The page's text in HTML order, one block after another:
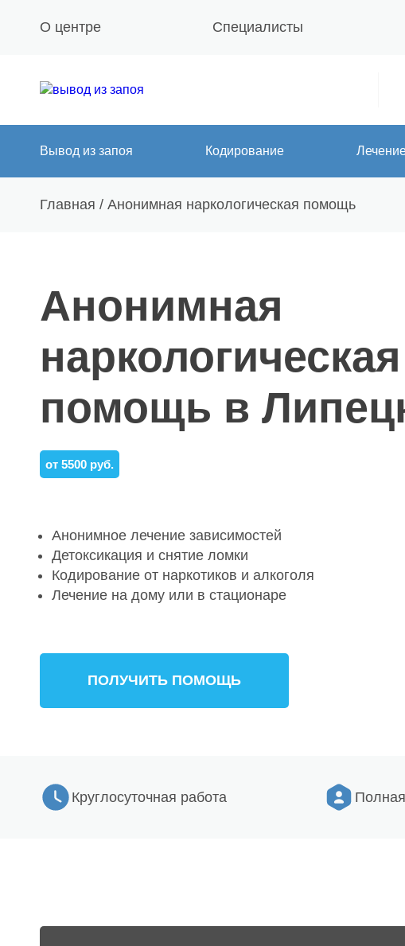
О центре Специалисты
Вывод из запоя Кодирование
Главная / Анонимная наркологическая помощь
Анонимная
наркологическая
помощь в
от 5500 руб.
Анонимное лечение зависимостей
Детоксикация и снятие ломки
Кодирование от наркотиков и алкоголя
Лечение на дому или в стационаре
ПОЛУЧИТЬ ПОМОЩЬ
Круглосуточная работа